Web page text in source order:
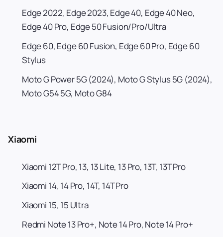
Edge 2022, Edge 2023, Edge 40, Edge 40 Neo,
Edge 40 Pro, Edge 50 Fusion/Pro/Ultra
Edge 60, Edge 60 Fusion, Edge 60 Pro, Edge 60
Stylus
Moto G Power 5G (2024), Moto G Stylus 5G (2024),
Moto G54 5G, Moto G84
Xiaomi
Xiaomi 12T Pro, 13, 13 Lite, 13 Pro, 13T, 13T Pro
Xiaomi 14, 14 Pro, 14T, 14T Pro
Xiaomi 15, 15 Ultra
Redmi Note 13 Pro+, Note 14 Pro, Note 14 Pro+